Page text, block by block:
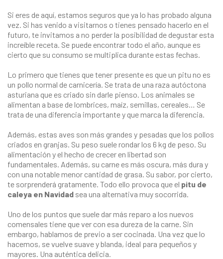
Si eres de aquí, estamos seguros que ya lo has probado alguna
vez. Si has venido a visitarnos o tienes pensado hacerlo en el
futuro, te invitamos a no perder la posibilidad de degustar esta
increíble receta. Se puede encontrar todo el año, aunque es
cierto que su consumo se multiplica durante estas fechas.
Lo primero que tienes que tener presente es que un pitu no es
un pollo normal de carnicería. Se trata de una raza autóctona
asturiana que es criado sin darle pienso. Los animales se
alimentan a base de lombrices, maíz, semillas, cereales… Se
trata de una diferencia importante y que marca la diferencia.
Además, estas aves son más grandes y pesadas que los pollos
criados en granjas. Su peso suele rondar los 6 kg de peso. Su
alimentación y el hecho de crecer en libertad son
fundamentales. Además, su carne es más oscura, más dura y
con una notable menor cantidad de grasa. Su sabor, por cierto,
te sorprenderá gratamente. Todo ello provoca que el pitu de
caleya en Navidad sea una alternativa muy socorrida.
Uno de los puntos que suele dar más reparo a los nuevos
comensales tiene que ver con esa dureza de la carne. Sin
embargo, hablamos de previo a ser cocinada. Una vez que lo
hacemos, se vuelve suave y blanda, ideal para pequeños y
mayores. Una auténtica delicia.